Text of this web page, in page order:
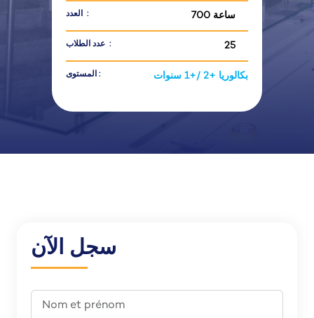
العدد : 700 ساعة
عدد الطلاب : 25
المستوى : بكالوريا +2 /+1 سنوات
سجل الآن